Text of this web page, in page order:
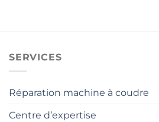
SERVICES
Réparation machine à coudre
Centre d’expertise